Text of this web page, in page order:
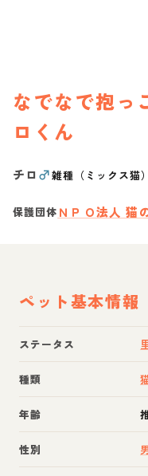
なでなで抱っ
ロくん
チロ♂雑種（ミックス猫）
保護団体 ＮＰＯ法人 猫
ペット基本情報
ステータス
種類
年齢
性別